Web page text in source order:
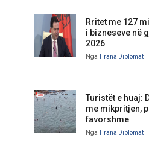
Rritet me 127
i bizneseve në
2026
NgaTirana Diplomat
Turistët e huaj:
me mikpritjen,
favorshme
NgaTirana Diplomat